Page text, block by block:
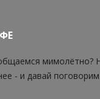
мимолётно?
- и давай